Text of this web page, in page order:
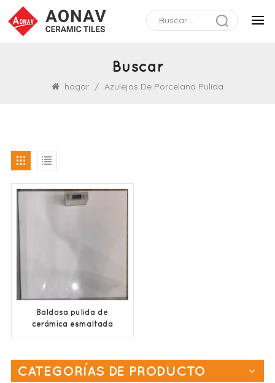
Buscar
hogar / Azulejos De Porcelana Pulida
Baldosa pulida de
cerámica esmaltada
CATEGORÍAS DE PRODUCTO